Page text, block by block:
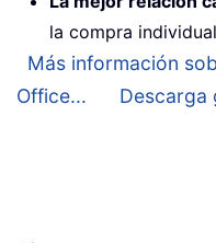
la compra
Más información
Office...
Descarga